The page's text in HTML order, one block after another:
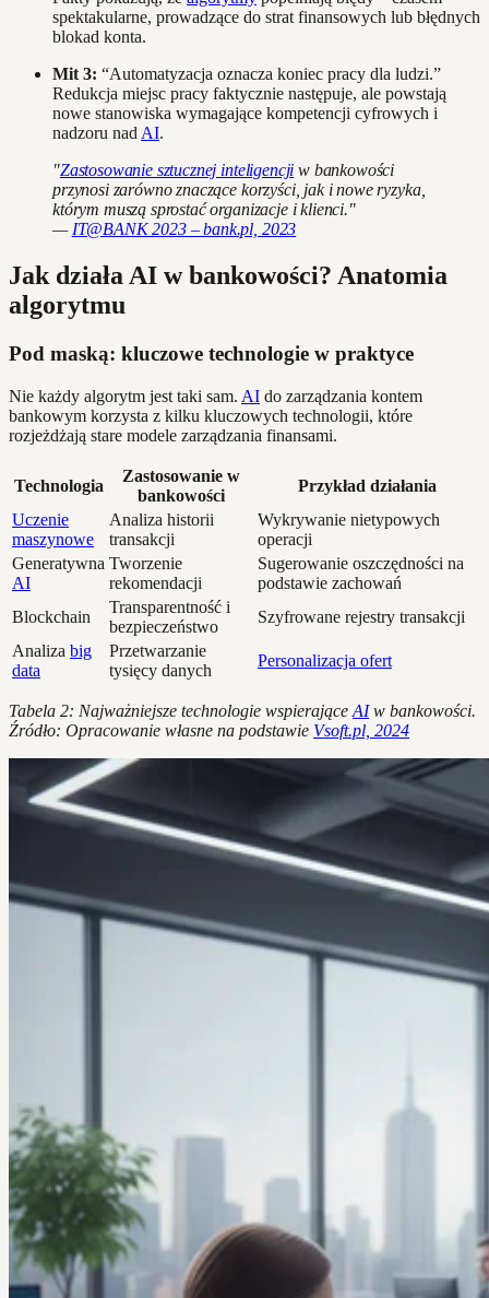
spektakularne, prowadzące do strat finansowych lub błędnych
blokad konta.
Mit 3: “Automatyzacja oznacza koniec pracy dla ludzi.”
Redukcja miejsc pracy faktycznie następuje, ale powstają
nowe stanowiska wymagające kompetencji cyfrowych i
nadzoru nad AI.
"Zastosowanie sztucznej inteligencji w bankowości
przynosi zarówno znaczące korzyści, jak i nowe ryzyka,
którym muszą sprostać organizacje i klienci."
— IT@BANK 2023 – bank.pl, 2023
Jak działa AI w bankowości? Anatomia
algorytmu
Pod maską: kluczowe technologie w praktyce
Nie każdy algorytm jest taki sam. AI do zarządzania kontem
bankowym korzysta z kilku kluczowych technologii, które
rozjeżdżają stare modele zarządzania finansami.
Technologia
Zastosowanie w
bankowości
Przykład działania
Uczenie
maszynowe
Analiza historii
transakcji
Wykrywanie nietypowych
operacji
Generatywna
AI
Tworzenie
rekomendacji
Sugerowanie oszczędności na
podstawie zachowań
Blockchain
Transparentność i
bezpieczeństwo
Szyfrowane rejestry transakcji
Analiza big
data
Przetwarzanie
tysięcy danych
Personalizacja ofert
Tabela 2: Najważniejsze technologie wspierające AIw bankowości.
Źródło: Opracowanie własne na podstawie Vsoft.pl, 2024